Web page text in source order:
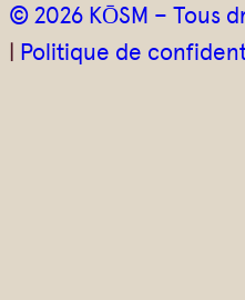
© 2026 KŌSM – Tous
| Politique de